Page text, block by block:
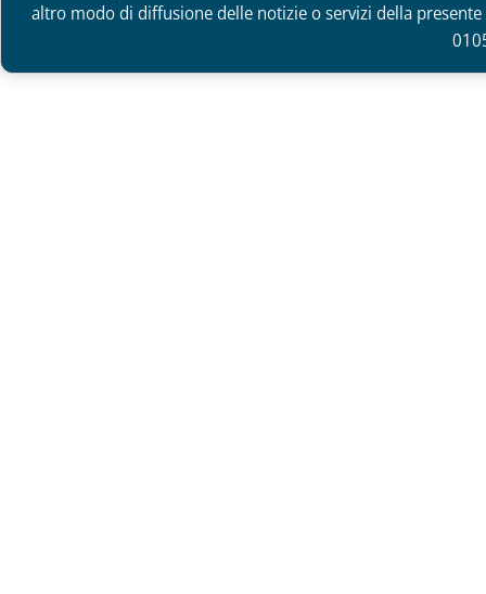
altro modo di diffusione delle notizie o servizi della